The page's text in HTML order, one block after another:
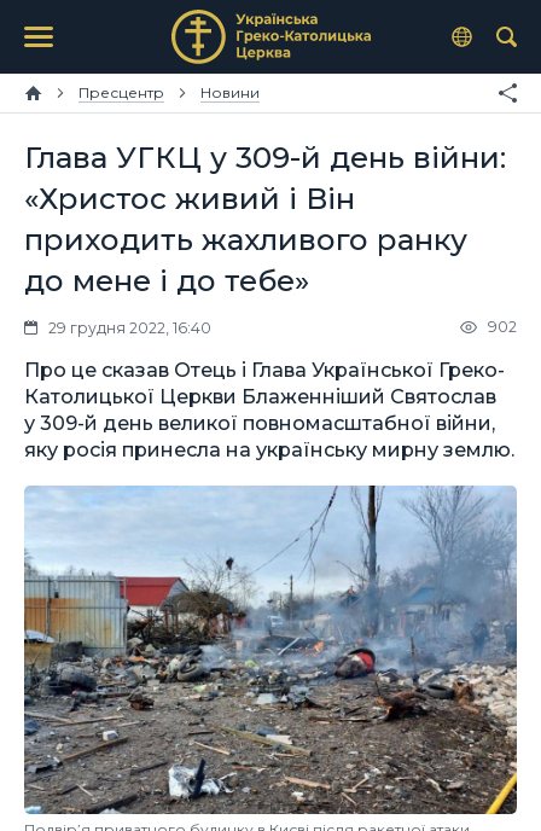
Пресцентр Новини
Глава УГКЦ у 309-й день війни:
«Христос живий і Він
приходить жахливого ранку
до мене і до тебе»
29 грудня 2022, 16:40 902
Про це сказав Отець і Глава Української Греко-
Католицької Церкви Блаженніший Святослав
у 309-й день великої повномасштабної війни,
яку росія принесла на українську мирну землю.